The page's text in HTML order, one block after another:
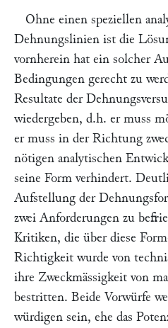
Ohne einen speziellen
Dehnungslinien ist die
vornherein hat ein solcher
Bedingungen gerecht zu
Resultate der
wiedergeben, d.h. er muss
er muss in der Richtung
nötigen analytischen
seine Form verhindert.
Aufstellung der
zwei Anforderungen zu
Kritiken, die über diese
Richtigkeit wurde von
ihre Zweckmässigkeit von
bestritten. Beide Vorwürfe
würdigen sein, ehe das